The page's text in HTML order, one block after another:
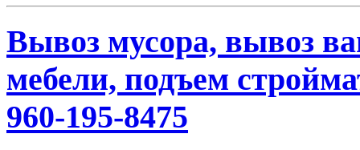
Вывоз мусора, вывоз
мебели, подъем
960-195-8475